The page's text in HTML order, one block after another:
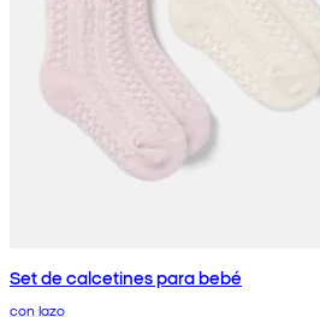
Set de calcetines para bebé
con lazo